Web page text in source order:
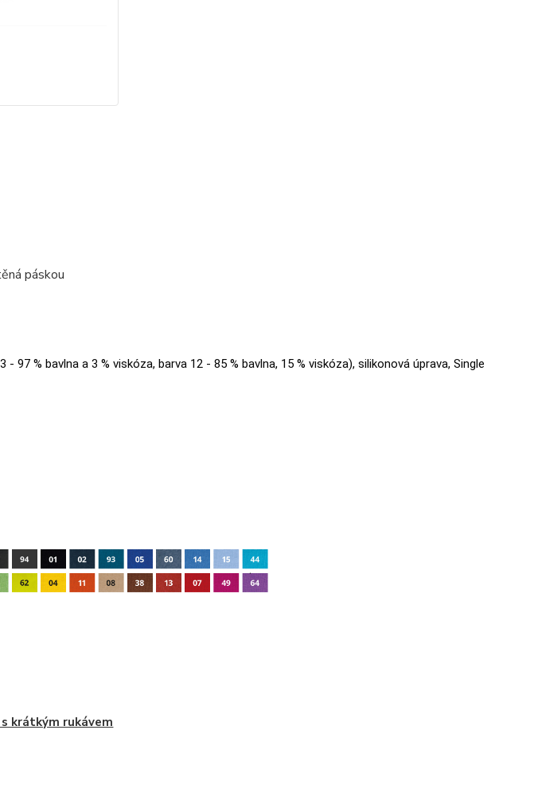
páskou
97 % bavlna a 3 % viskóza, barva 12 - 85 % bavlna, 15 % viskóza), silikonová úprava, Single
krátkým rukávem